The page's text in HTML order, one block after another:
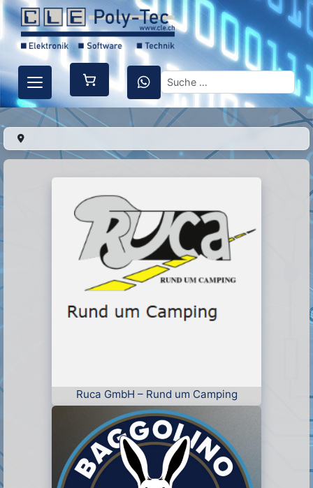
Suchen
Ruca GmbH – Rund um Camping